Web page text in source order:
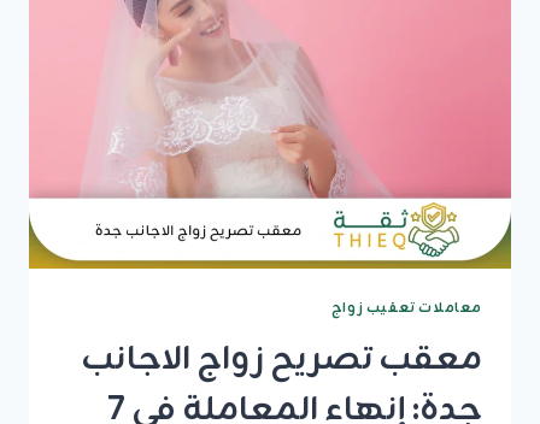
معاملات تعقيب زواج
معقب تصريح زواج الاجانب
جدة: إنهاء المعاملة في 7